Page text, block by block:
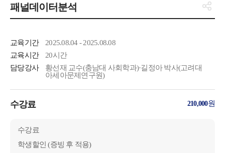
패널데이터분석
교육기간
2025.08.04 - 2025.08.08
교육시간
20시간
담당강사
황선재 교수(충남대 사회학과)·길정아 박사(고려대
아세아문제연구원)
수강료 210,000원
수강료
학생할인 (증빙 후 적용)